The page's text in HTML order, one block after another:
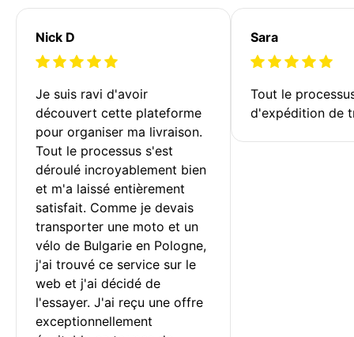
Nick D
Je suis ravi d'avoir
découvert cette plateforme
pour organiser ma livraison.
Tout le processus s'est
déroulé incroyablement bien
et m'a laissé entièrement
satisfait. Comme je devais
transporter une moto et un
vélo de Bulgarie en Pologne,
j'ai trouvé ce service sur le
web et j'ai décidé de
l'essayer. J'ai reçu une offre
exceptionnellement
Sara
Tout le
d'expédition de